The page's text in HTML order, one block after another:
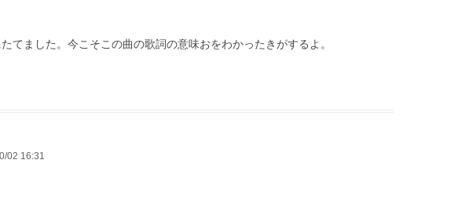
てました。今こそこの曲の歌詞の意味おをわかったきがするよ。
02 16:31